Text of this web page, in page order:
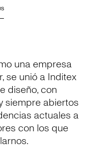
una empresa
se unió a Inditex
diseño, con
siempre abiertos
actuales a
con los que